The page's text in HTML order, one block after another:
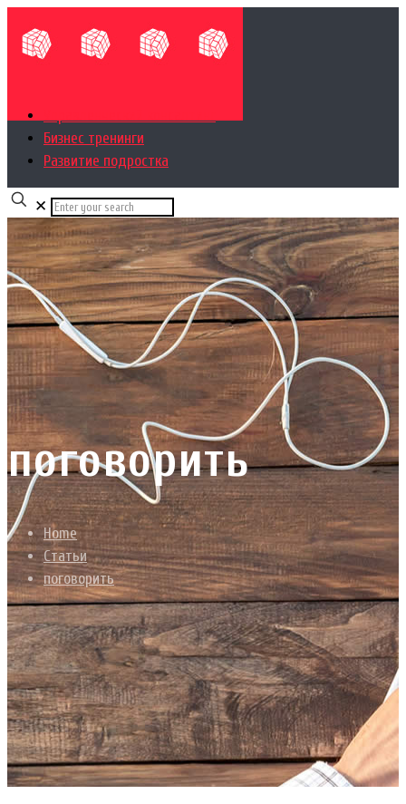
Бизнес тренинги
Развитие подростка
✕
поговорить
Home
Статьи
поговорить